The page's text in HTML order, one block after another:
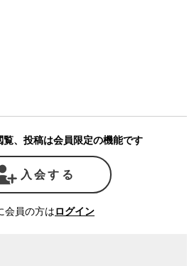
争で破綻したために「原発しかない」
状なのだ。
ぜ日本はいまだに再生可能エネルギー
環境エネルギー政策研究所所長の飯田
ネルギーを増やすことができていない
年にFIT（固定価格買取制度）を導入
とを挙げる。実際に発電を始めていな
受けた事業者は太陽光発電のコストが
覧、投稿は会員限定の機能です
入会する
会員の方は ログイン